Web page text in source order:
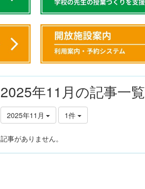
2025年11月の記事一覧
2025年11月 1件
記事がありません。